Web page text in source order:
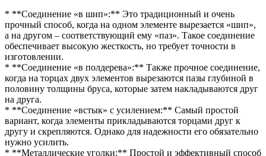
* **Соединение «в шип»:** Это традиционный и очень
прочный способ, когда на одном элементе вырезается «шип»,
а на другом – соответствующий ему «паз». Такое соединение
обеспечивает высокую жесткость, но требует точности в
изготовлении.
* **Соединение «в полдерева»:** Также прочное соединение,
когда на торцах двух элементов вырезаются пазы глубиной в
половину толщины бруса, которые затем накладываются друг
на друга.
* **Соединение «встык» с усилением:** Самый простой
вариант, когда элементы прикладываются торцами друг к
другу и скрепляются. Однако для надежности его обязательно
нужно усилить.
* **Металлические уголки:** Простой и эффективный способ